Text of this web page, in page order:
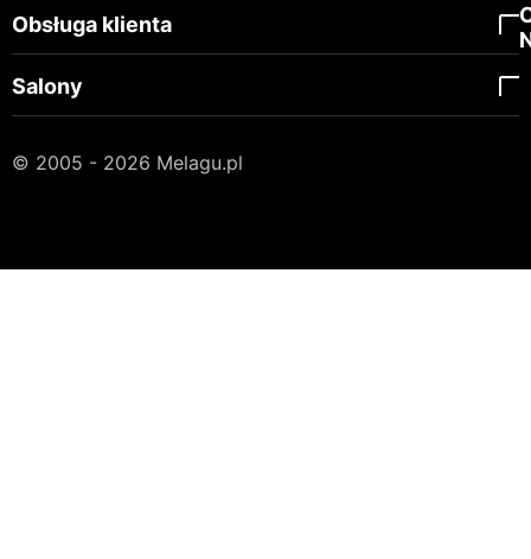
Obsługa klienta
Salony
© 2005 - 2026 Melagu.pl